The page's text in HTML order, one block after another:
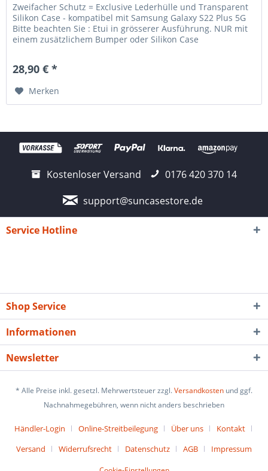
Zweifacher Schutz = Exclusive Lederhülle und Transparent
Silikon Case - kompatibel mit Samsung Galaxy S22 Plus 5G
Bitte beachten Sie : Etui in grösserer Ausführung. NUR mit
einem zusätzlichem Bumper oder Silikon Case
28,90 € *
Merken
Kostenloser Versand
0176 420 370 14
support@suncasestore.de
Service Hotline
Shop Service
Informationen
Newsletter
* Alle Preise inkl. gesetzl. Mehrwertsteuer zzgl.Versandkosten und ggf.
Nachnahmegebühren, wenn nicht anders beschrieben
Händler-Login Online-Streitbeilegung Über uns
Kontakt
Versand
Widerrufsrecht Datenschutz AGB Impressum